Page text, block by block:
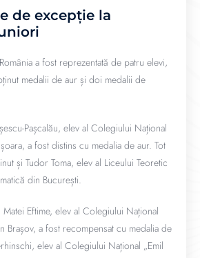
de excepție la
a fost reprezentată de patru elevi,
medalii de aur și doi medalii de
Pașcalău, elev al Colegiului Național
a fost distins cu medalia de aur. Tot
și Tudor Toma, elev al Liceului Teoretic
din București.
Matei Eftime, elev al Colegiului Național
Brașov, a fost recompensat cu medalia de
elev al Colegiului Național „Emil